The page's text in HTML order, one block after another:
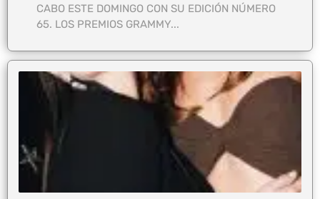
CABO ESTE DOMINGO CON SU EDICIÓN NÚMERO
65. LOS PREMIOS GRAMMY...